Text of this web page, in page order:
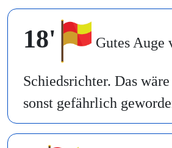
18' Gutes Auge
Schiedsrichter. Das wäre
sonst gefährlich